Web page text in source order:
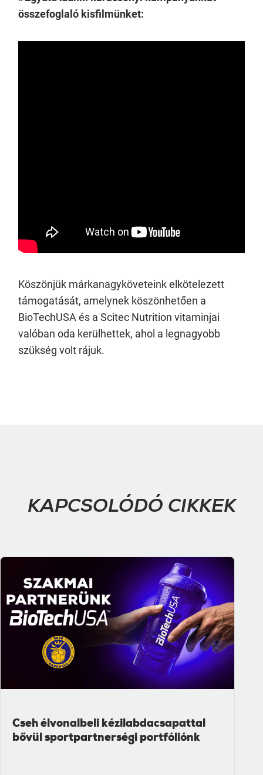
összefoglaló kisfilmünket:
Köszönjük márkanagyköveteink elkötelezett
támogatását, amelynek köszönhetően a
BioTechUSA és a Scitec Nutrition vitaminjai
valóban oda kerülhettek, ahol a legnagyobb
szükség volt rájuk.
KAPCSOLÓDÓ CIKKEK
Cseh élvonalbeli kézilabdacsapattal
bővül sportpartnerségi portfóliónk